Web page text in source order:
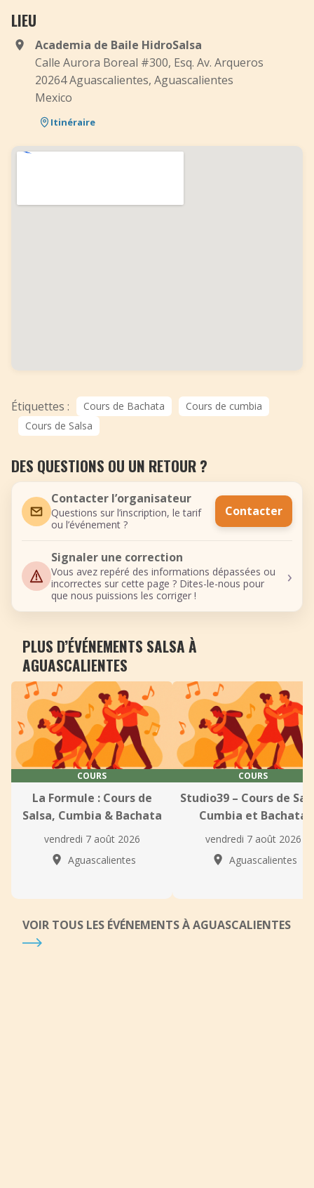
LIEU
Academia de Baile HidroSalsa
Calle Aurora Boreal #300, Esq. Av. Arqueros
20264 Aguascalientes, Aguascalientes
Mexico
Itinéraire
Étiquettes : Cours de Bachata
Cours de cumbia
Cours de Salsa
DES QUESTIONS OU UN RETOUR ?
Contacter l’organisateur
Questions sur l’inscription, le tarif
ou l’événement ?
Contacter
Signaler une correction
Vous avez repéré des informations dépassées ou
incorrectes sur cette page ? Dites-le-nous pour
que nous puissions les corriger !
›
PLUS D’ÉVÉNEMENTS SALSA À
AGUASCALIENTES
COURS
La Formule : Cours de
Salsa, Cumbia & Bachata
vendredi 7 août 2026
Aguascalientes
COURS
Studio39 – Cours de
Cumbia et Bachata
vendredi 7 août 2026
Aguascalientes
VOIR TOUS LES ÉVÉNEMENTS À AGUASCALIENTES